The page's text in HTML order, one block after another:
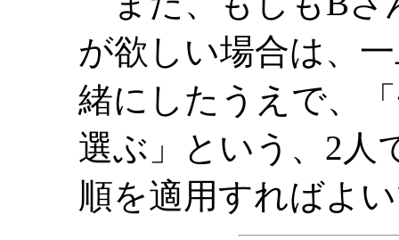
が欲しい場合は、
緒にしたうえで、
選ぶ」という、2人
順を適用すればよ